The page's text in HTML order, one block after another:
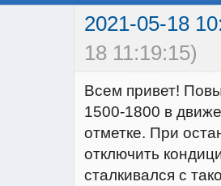
2021-05-18
18 11:19:15)
Всем привет!
1500-1800 в
отметке. При
отключить
сталкивался с